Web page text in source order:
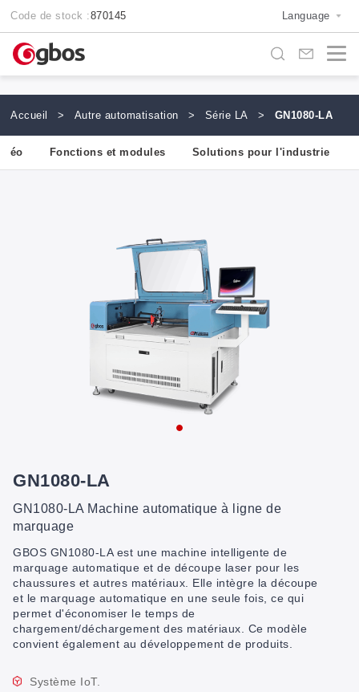
Code de stock :870145 Language
Accueil > Autre automatisation > Série LA > GN1080-LA
Fonctions et modules Solutions pour l'industrie
GN1080-LA
GN1080-LA Machine automatique à ligne de
marquage
GBOS GN1080-LA est une machine intelligente de
marquage automatique et de découpe laser pour les
chaussures et autres matériaux. Elle intègre la découpe
et le marquage automatique en une seule fois, ce qui
permet d'économiser le temps de
chargement/déchargement des matériaux. Ce modèle
convient également au développement de produits.
Système IoT.